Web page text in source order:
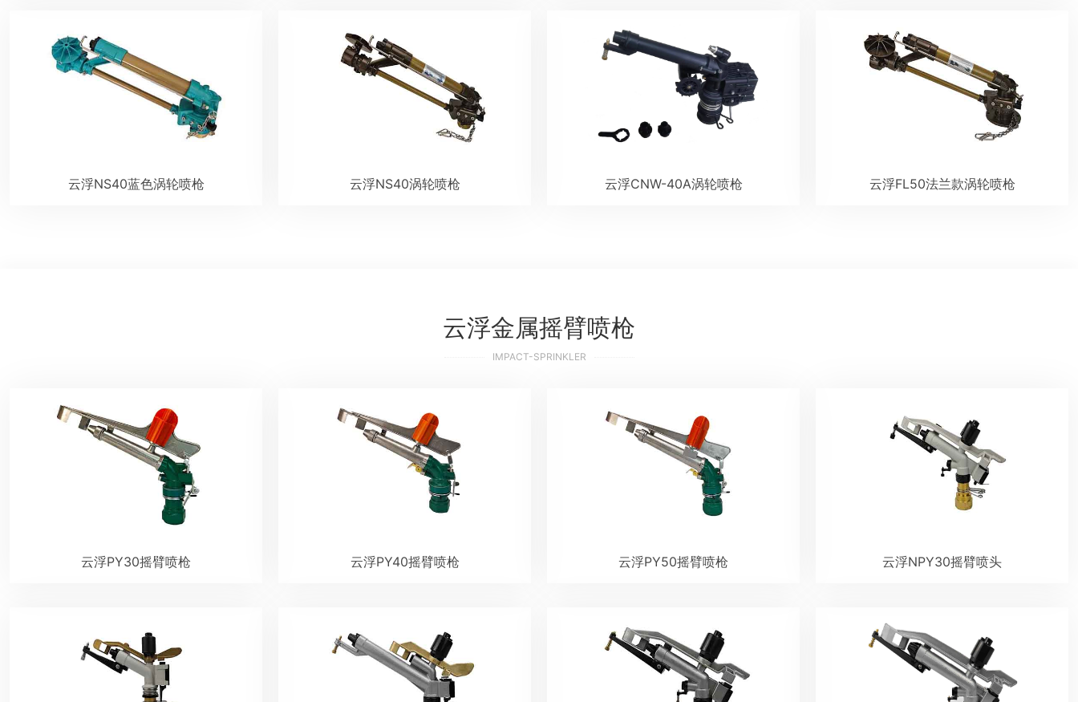
云浮NS40蓝色涡轮喷枪 云浮NS40涡轮喷枪 云浮CNW-40A涡轮喷枪 云浮FL50法兰款涡轮喷枪
云浮金属摇臂喷枪
IMPACT-SPRINKLER
云浮PY30摇臂喷枪 云浮PY40摇臂喷枪 云浮PY50摇臂喷枪 云浮NPY30摇臂喷头